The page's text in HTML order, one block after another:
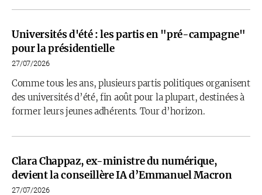
Universités d'été : les partis en "pré-campagne"
pour la présidentielle
27/07/2026
Comme tous les ans, plusieurs partis politiques organisent
des universités d’été, fin août pour la plupart, destinées à
former leurs jeunes adhérents. Tour d’horizon.
Clara Chappaz, ex-ministre du numérique,
devient la conseillère IA d’Emmanuel Macron
27/07/2026